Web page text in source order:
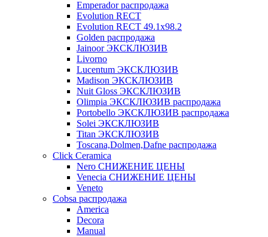
Emperador распродажа
Evolution RECT
Evolution RECT 49.1x98.2
Golden распродажа
Jainoor ЭКСКЛЮЗИВ
Livorno
Lucentum ЭКСКЛЮЗИВ
Madison ЭКСКЛЮЗИВ
Nuit Gloss ЭКСКЛЮЗИВ
Olimpia ЭКСКЛЮЗИВ распродажа
Portobello ЭКСКЛЮЗИВ распродажа
Solei ЭКСКЛЮЗИВ
Titan ЭКСКЛЮЗИВ
Toscana,Dolmen,Dafne распродажа
Cliсk Ceramica
Nero СНИЖЕНИЕ ЦЕНЫ
Venecia СНИЖЕНИЕ ЦЕНЫ
Veneto
Cobsa распродажа
America
Decora
Manual